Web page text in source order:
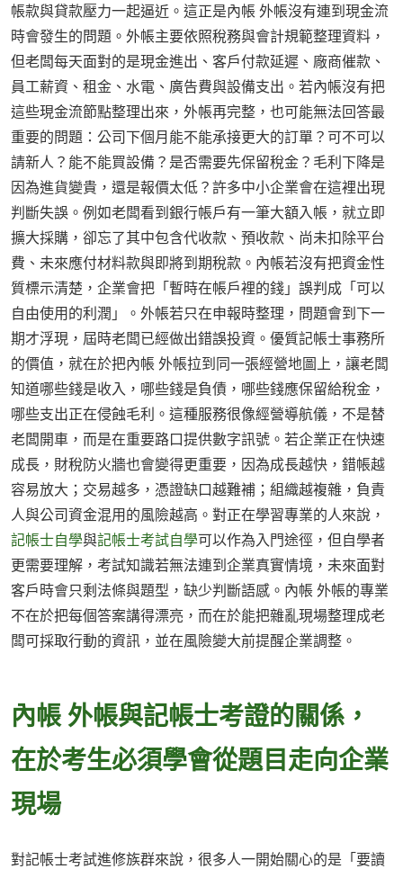
帳款與貸款壓力一起逼近。這正是內帳 外帳沒有連到現金流
時會發生的問題。外帳主要依照稅務與會計規範整理資料，
但老闆每天面對的是現金進出、客戶付款延遲、廠商催款、
員工薪資、租金、水電、廣告費與設備支出。若內帳沒有把
這些現金流節點整理出來，外帳再完整，也可能無法回答最
重要的問題：公司下個月能不能承接更大的訂單？可不可以
請新人？能不能買設備？是否需要先保留稅金？毛利下降是
因為進貨變貴，還是報價太低？許多中小企業會在這裡出現
判斷失誤。例如老闆看到銀行帳戶有一筆大額入帳，就立即
擴大採購，卻忘了其中包含代收款、預收款、尚未扣除平台
費、未來應付材料款與即將到期稅款。內帳若沒有把資金性
質標示清楚，企業會把「暫時在帳戶裡的錢」誤判成「可以
自由使用的利潤」。外帳若只在申報時整理，問題會到下一
期才浮現，屆時老闆已經做出錯誤投資。優質記帳士事務所
的價值，就在於把內帳 外帳拉到同一張經營地圖上，讓老闆
知道哪些錢是收入，哪些錢是負債，哪些錢應保留給稅金，
哪些支出正在侵蝕毛利。這種服務很像經營導航儀，不是替
老闆開車，而是在重要路口提供數字訊號。若企業正在快速
成長，財稅防火牆也會變得更重要，因為成長越快，錯帳越
容易放大；交易越多，憑證缺口越難補；組織越複雜，負責
人與公司資金混用的風險越高。對正在學習專業的人來說，
記帳士自學與記帳士考試自學可以作為入門途徑，但自學者
更需要理解，考試知識若無法連到企業真實情境，未來面對
客戶時會只剩法條與題型，缺少判斷語感。內帳 外帳的專業
不在於把每個答案講得漂亮，而在於能把雜亂現場整理成老
闆可採取行動的資訊，並在風險變大前提醒企業調整。
內帳 外帳與記帳士考證的關係，
在於考生必須學會從題目走向企業
現場
對記帳士考試進修族群來說，很多人一開始關心的是「要讀